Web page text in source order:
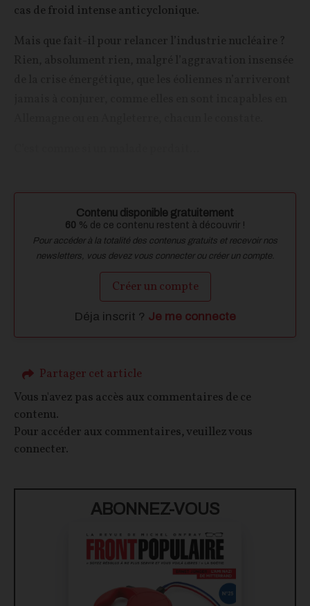
cas de froid intense anticyclonique.
Mais que fait-il pour relancer l’industrie nucléaire ?
Contenu disponible gratuitement
60 % de ce contenu restent à découvrir !
Pour accéder à la totalité des contenus gratuits et recevoir nos
newsletters, vous devez vous connecter ou créer un compte.
Créer un compte
Déja inscrit ? Je me connecte
Partager cet article
Vous n'avez pas accès aux commentaires de ce
contenu.
Pour accéder aux commentaires, veuillez vous
connecter.
ABONNEZ-VOUS